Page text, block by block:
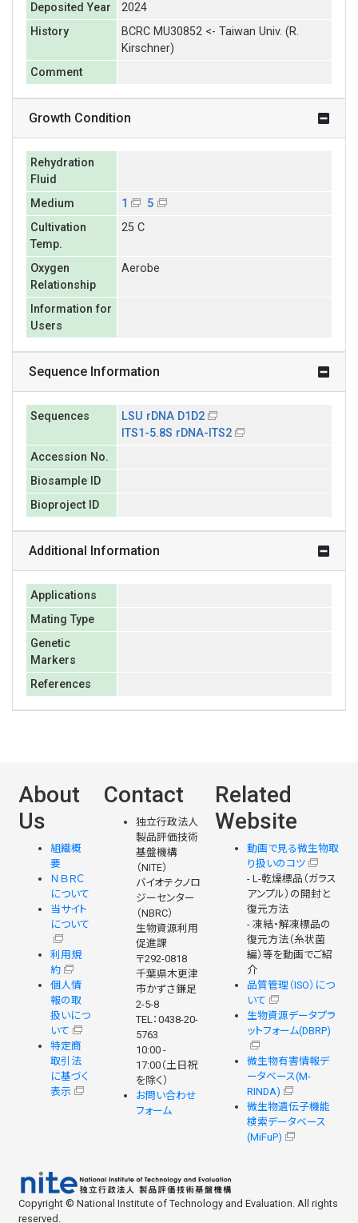
Deposited Year
2024
History
BCRC MU30852 <- Taiwan Univ. (R.
Kirschner)
Comment
Growth Condition
Rehydration
Fluid
Medium
1
5
Cultivation
Temp.
25 C
Oxygen
Relationship
Aerobe
Information for
Users
Sequence Information
Sequences
LSU rDNA D1D2
ITS1-5.8S rDNA-ITS2
Accession No.
Biosample ID
Bioproject ID
Additional Information
Applications
Mating Type
Genetic
Markers
References
About
Us
組織概
要
ＮＢＲＣ
について
当サイト
について
利用規
約
個人情
報の取
扱いにつ
いて
特定商
取引法
に基づく
表示
Contact
独立行政法人
製品評価技術
基盤機構
（NITE）
バイオテクノロ
ジーセンター
（NBRC）
生物資源利用
促進課
〒292-0818
千葉県木更津
市かずさ鎌足
2-5-8
TEL：0438-20-
5763
10:00 -
17:00（土日祝
を除く）
お問い合わせ
フォーム
Related
Website
動画で見る微生物取
り扱いのコツ
- L-乾燥標品（ガラス
アンプル）の開封と
復元方法
- 凍結・解凍標品の
復元方法（糸状菌
編）等を動画でご紹
介
品質管理（ISO）につ
いて
生物資源データプラ
ットフォーム(DBRP)
微生物有害情報デ
ータベース(M-
RINDA)
微生物遺伝子機能
検索データベース
(MiFuP)
Copyright © National Institute of Technology and Evaluation. All rights
reserved.